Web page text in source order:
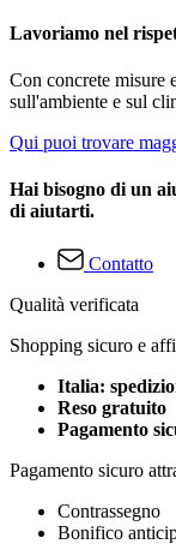
Lavoriamo nel
Con concrete misure
sull'ambiente e sul
Qui puoi trovare
Hai bisogno di un
di aiutarti.
Contatto
Qualità verificata
Shopping sicuro e
Italia:
Reso gratuito
Pagamento
Pagamento sicuro
Contrassegno
Bonifico